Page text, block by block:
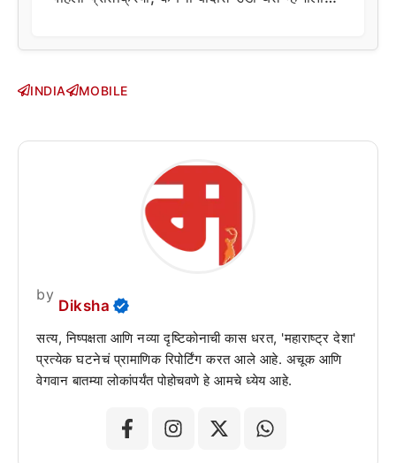
INDIA MOBILE
by
Diksha
सत्य, निष्पक्षता आणि नव्या दृष्टिकोनाची कास धरत, 'महाराष्ट्र देशा'
प्रत्येक घटनेचं प्रामाणिक रिपोर्टिंग करत आले आहे. अचूक आणि
वेगवान बातम्या लोकांपर्यंत पोहोचवणे हे आमचे ध्येय आहे.